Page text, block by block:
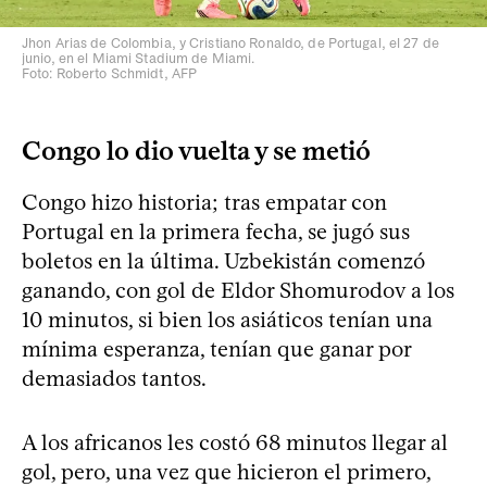
Jhon Arias de Colombia, y Cristiano Ronaldo, de Portugal, el 27 de
junio, en el Miami Stadium de Miami.
Foto: Roberto Schmidt, AFP
Congo lo dio vuelta y se metió
Congo hizo historia; tras empatar con
Portugal en la primera fecha, se jugó sus
boletos en la última. Uzbekistán comenzó
ganando, con gol de Eldor Shomurodov a los
10 minutos, si bien los asiáticos tenían una
mínima esperanza, tenían que ganar por
demasiados tantos.
A los africanos les costó 68 minutos llegar al
gol, pero, una vez que hicieron el primero,